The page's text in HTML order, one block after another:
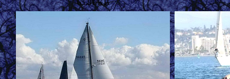
65.81 KB